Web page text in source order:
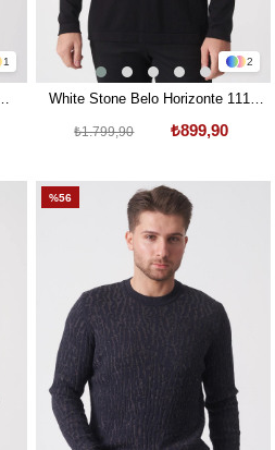
1 2
White Stone Belo Horizonte 1111
₺899,90
₺1.799,90
%56